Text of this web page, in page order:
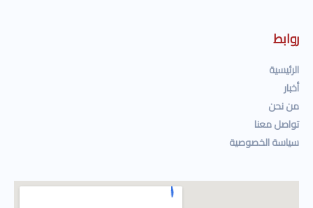
روابط
الرئيسية
أخبار
من نحن
تواصل معنا
سياسة الخصوصية